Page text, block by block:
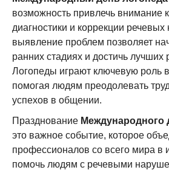
возможность привлечь внимание
диагностики и коррекции
выявление проблем позволяет
ранних стадиях и достичь лучших
Логопеды играют ключевую роль
помогая людям преодолевать
успехов в общении.
Празднование Международного
это важное событие, которое
профессионалов со всего мира в
помочь людям с речевыми